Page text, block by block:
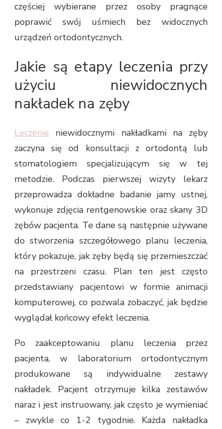
częściej wybierane przez osoby pragnące
poprawić swój uśmiech bez widocznych
urządzeń ortodontycznych.
Jakie są etapy leczenia przy
użyciu niewidocznych
nakładek na zęby
Leczenie niewidocznymi nakładkami na zęby
zaczyna się od konsultacji z ortodontą lub
stomatologiem specjalizującym się w tej
metodzie. Podczas pierwszej wizyty lekarz
przeprowadza dokładne badanie jamy ustnej,
wykonuje zdjęcia rentgenowskie oraz skany 3D
zębów pacjenta. Te dane są następnie używane
do stworzenia szczegółowego planu leczenia,
który pokazuje, jak zęby będą się przemieszczać
na przestrzeni czasu. Plan ten jest często
przedstawiany pacjentowi w formie animacji
komputerowej, co pozwala zobaczyć, jak będzie
wyglądał końcowy efekt leczenia.
Po zaakceptowaniu planu leczenia przez
pacjenta, w laboratorium ortodontycznym
produkowane są indywidualne zestawy
nakładek. Pacjent otrzymuje kilka zestawów
naraz i jest instruowany, jak często je wymieniać
– zwykle co 1-2 tygodnie. Każda nakładka